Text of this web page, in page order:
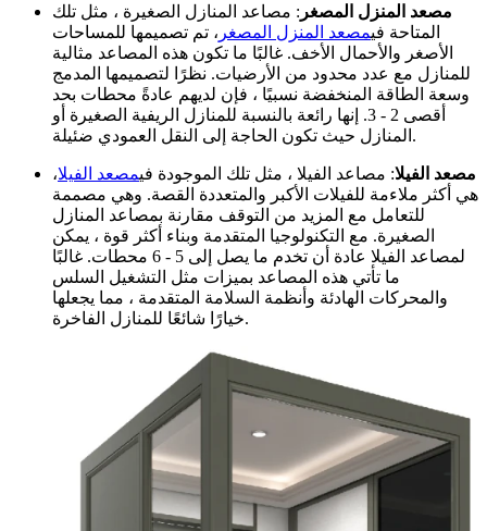
مصعد المنزل المصغر : مصاعد المنازل الصغيرة ، مثل تلك
المتاحة فيمصعد المنزل المصغر ، تم تصميمها للمساحات
الأصغر والأحمال الأخف. غالبًا ما تكون هذه المصاعد مثالية
للمنازل مع عدد محدود من الأرضيات. نظرًا لتصميمها المدمج
وسعة الطاقة المنخفضة نسبيًا ، فإن لديهم عادةً محطات بحد
أقصى 2 - 3. إنها رائعة بالنسبة للمنازل الريفية الصغيرة أو
المنازل حيث تكون الحاجة إلى النقل العمودي ضئيلة.
مصعد الفيلا: مصاعد الفيلا ، مثل تلك الموجودة فيمصعد الفيلا،
هي أكثر ملاءمة للفيلات الأكبر والمتعددة القصة. وهي مصممة
للتعامل مع المزيد من التوقف مقارنة بمصاعد المنازل
الصغيرة. مع التكنولوجيا المتقدمة وبناء أكثر قوة ، يمكن
لمصاعد الفيلا عادة أن تخدم ما يصل إلى 5 - 6 محطات. غالبًا
ما تأتي هذه المصاعد بميزات مثل التشغيل السلس
والمحركات الهادئة وأنظمة السلامة المتقدمة ، مما يجعلها
خيارًا شائعًا للمنازل الفاخرة.